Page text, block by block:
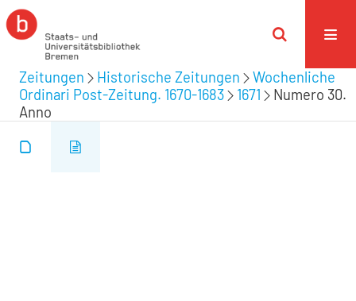
Zeitungen Historische Zeitungen
Wochenliche
Ordinari Post-Zeitung. 1670-1683
1671
Numero 30.
Anno